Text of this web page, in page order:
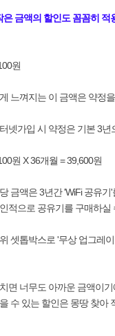
은 금액의 할인도 꼼꼼히 적
원
느껴지는 이 금액은 약정
넷가입 시 약정은 기본 3년
원 X 36개월 = 39,600원
금액은 3년간 'WiFi 공유
적으로 공유기를 구매하실
셋톱박스로 '무상 업그레
면 너무도 아까운 금액이기
수 있는 할인은 몽땅 찾아